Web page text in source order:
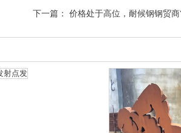
下一篇： 价格处于高位，耐候钢钢贸商